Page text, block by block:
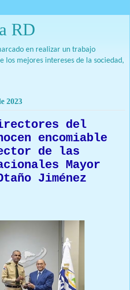
RD
en realizar un trabajo
los mejores intereses de la sociedad,
2023
del
encomiable
de las
Mayor
Jiménez